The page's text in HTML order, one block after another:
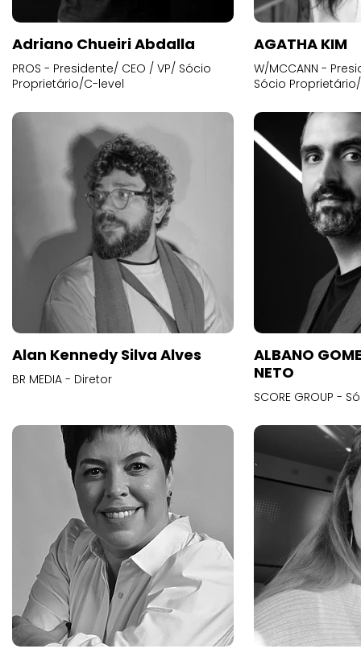
Adriano Chueiri Abdalla
PROS - Presidente/ CEO / VP/ Sócio
Proprietário/C-level
AGATHA KIM
W/MCCANN -
Sócio
Alan Kennedy Silva Alves
BR MEDIA - Diretor
ALBANO
NETO
SCORE GROUP -